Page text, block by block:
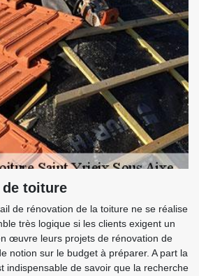
toiture
de rénovation de la toiture ne se réalise
très logique si les clients exigent un
œuvre leurs projets de rénovation de
notion sur le budget à préparer. A part la
indispensable de savoir que la recherche